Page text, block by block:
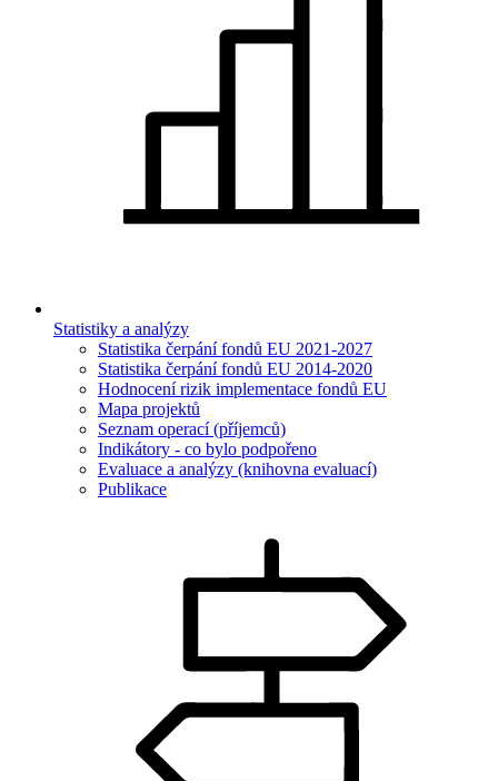
Statistiky a analýzy
Statistika čerpání fondů EU 2021-2027
Statistika čerpání fondů EU 2014-2020
Hodnocení rizik implementace fondů EU
Mapa projektů
Seznam operací (příjemců)
Indikátory - co bylo podpořeno
Evaluace a analýzy (knihovna evaluací)
Publikace